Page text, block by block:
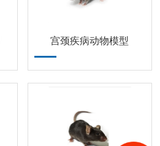
宫颈疾病动物模型